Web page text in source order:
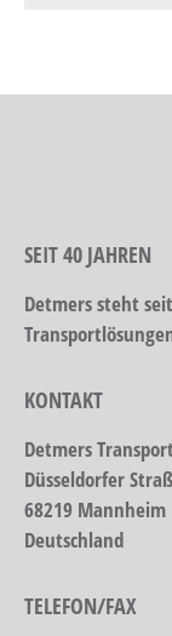
SEIT 40 JAHREN
Detmers steht
KONTAKT
Detmers
Düsseldorfer
68219 Mannheim
Deutschland
TELEFON/FAX